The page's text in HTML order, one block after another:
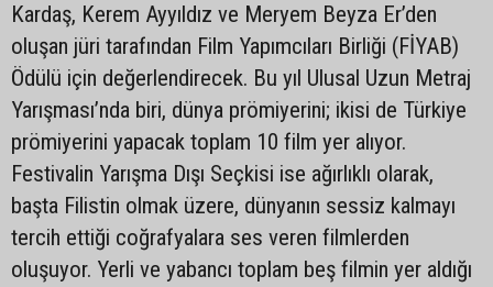
Kardaş, Kerem Ayyıldız ve Meryem Beyza Er’den
oluşan jüri tarafından Film Yapımcıları Birliği (FİYAB)
Ödülü için değerlendirecek. Bu yıl Ulusal Uzun Metraj
Yarışması’nda biri, dünya prömiyerini; ikisi de Türkiye
prömiyerini yapacak toplam 10 film yer alıyor.
Festivalin Yarışma Dışı Seçkisi ise ağırlıklı olarak,
başta Filistin olmak üzere, dünyanın sessiz kalmayı
tercih ettiği coğrafyalara ses veren filmlerden
oluşuyor. Yerli ve yabancı toplam beş filmin yer aldığı